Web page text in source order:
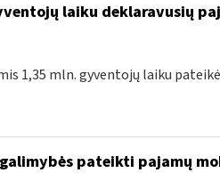
laiku deklaravusių
1,35 mln. gyventojų laiku
pateikti pajamų